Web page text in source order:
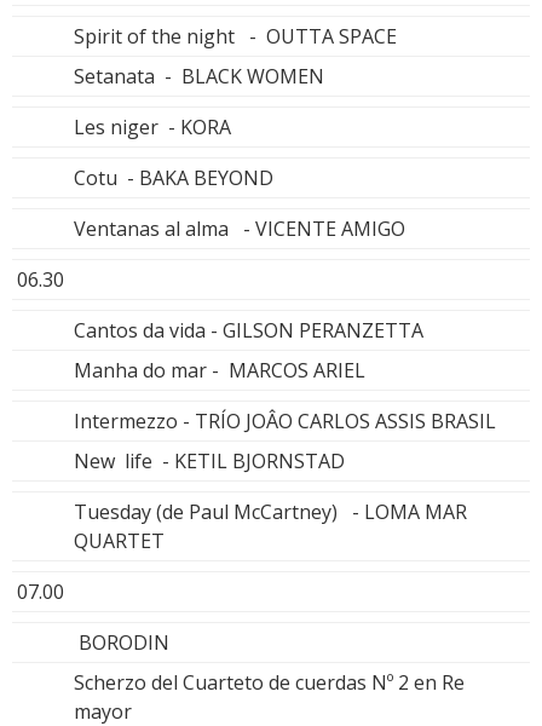
Spirit of the night - OUTTA SPACE
Setanata - BLACK WOMEN
Les niger - KORA
Cotu - BAKA BEYOND
Ventanas al alma - VICENTE AMIGO
06.30
Cantos da vida - GILSON PERANZETTA
Manha do mar - MARCOS ARIEL
Intermezzo - TRÍO JOÂO CARLOS ASSIS BRASIL
New life - KETIL BJORNSTAD
Tuesday (de Paul McCartney) - LOMA MAR
QUARTET
07.00
BORODIN
Scherzo del Cuarteto de cuerdas Nº 2 en Re
mayor